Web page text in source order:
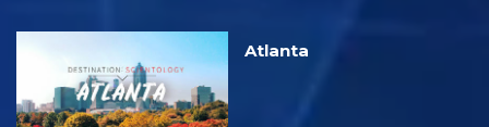
Atlanta